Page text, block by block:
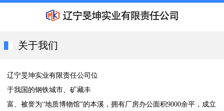
关于我们
辽宁旻坤实业有限责任公司位
于我国的钢铁城市、矿藏丰
富、被誉为“地质博物馆”的本溪，拥有厂房办公面积9000余平，成立